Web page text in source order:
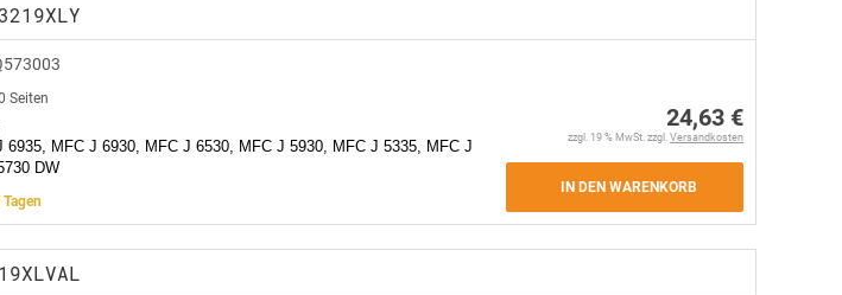
Seiten
6935, MFC J 6930, MFC J 6530, MFC J 5930, MFC J 5335, MFC J
DW
24,63 €
zzgl. 19 % MwSt. zzgl. Versandkosten
IN DEN WARENKORB